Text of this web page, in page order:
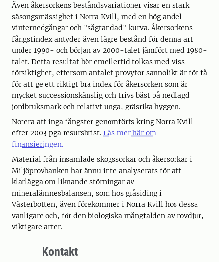
Även åkersorkens beståndsvariationer visar en stark
säsongsmässighet i Norra Kvill, med en hög andel
vinternedgångar och "sågtandad" kurva. Åkersorkens
fångstindex antyder även lägre bestånd för denna art
under 1990- och början av 2000-talet jämfört med 1980-
talet. Detta resultat bör emellertid tolkas med viss
försiktighet, eftersom antalet provytor sannolikt är för få
för att ge ett riktigt bra index för åkersorken som är
mycket successionskänslig och trivs bäst på nedlagd
jordbruksmark och relativt unga, gräsrika hyggen.
Notera att inga fångster genomförts kring Norra Kvill
efter 2003 pga resursbrist. Läs mer här om
finansieringen.
Material från insamlade skogssorkar och åkersorkar i
Miljöprovbanken har ännu inte analyserats för att
klarlägga om liknande störningar av
mineralämnesbalansen, som hos gråsiding i
Västerbotten, även förekommer i Norra Kvill hos dessa
vanligare och, för den biologiska mångfalden av rovdjur,
viktigare arter.
Kontakt